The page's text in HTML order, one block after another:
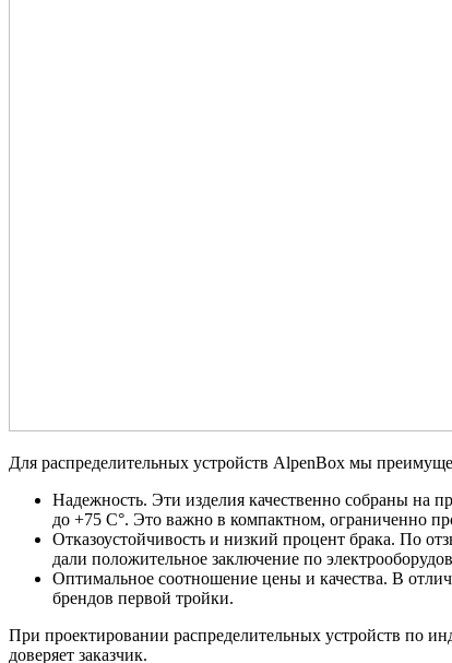
Для распределительных устройств AlpenBox мы
Надежность. Эти изделия качественно собраны на
до +75 C°. Это важно в компактном, ограниченно
Отказоустойчивость и низкий процент брака. По
дали положительное заключение по
Оптимальное соотношение цены и качества. В
брендов первой тройки.
При проектировании распределительных устройств по
доверяет заказчик.